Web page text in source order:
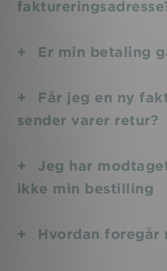
Er min betaling
Får jeg en ny
sender varer retur?
Jeg har
ikke min bestilling
Hvordan foregår